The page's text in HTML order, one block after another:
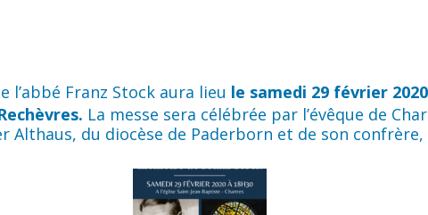
l’abbé Franz Stock aura lieu le samedi 29 février
La messe sera célébrée par l’évêque de
Althaus, du diocèse de Paderborn et de son